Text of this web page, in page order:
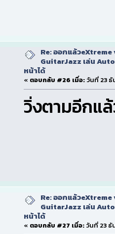
Re: ออกแล้ว
GuitarJazz เล่น
หน้าได้
« ตอบกลับ #26 เมื่อ: วันที่ 23 ธั
วิ่งตามอีกแ
Re: ออกแล้ว
GuitarJazz เล่น
หน้าได้
« ตอบกลับ #27 เมื่อ: วันที่ 23 ธั